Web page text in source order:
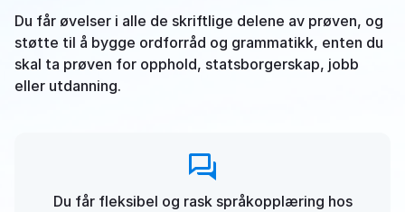
Du får øvelser i alle de skriftlige delene av prøven, og
støtte til å bygge ordforråd og grammatikk, enten du
skal ta prøven for opphold, statsborgerskap, jobb
eller utdanning.
Du får fleksibel og rask språkopplæring hos